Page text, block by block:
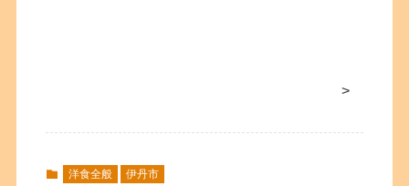
>
洋食全般 伊丹市